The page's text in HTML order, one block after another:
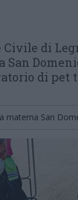
di
di pet
materna San